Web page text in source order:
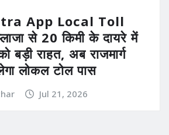
App Local Toll
से 20 किमी के दायरे में
बड़ी राहत, अब राजमार्ग
लोकल टोल पास
Jul 21, 2026